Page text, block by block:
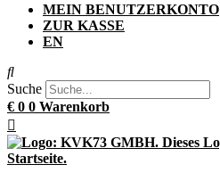
MEIN BENUTZERKONTO
ZUR KASSE
EN
Suche
€ 0 0 Warenkorb